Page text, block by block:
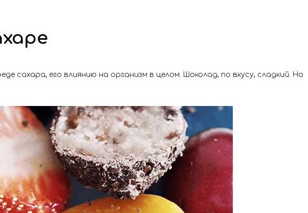
сахара, его влиянию на организм в целом. Шоколад, по вкусу, сладкий. Но